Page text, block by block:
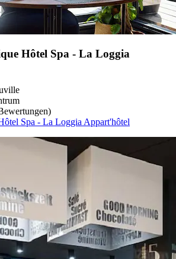
Hôtel Spa - La Loggia
Spa - La Loggia Appart'hôtel